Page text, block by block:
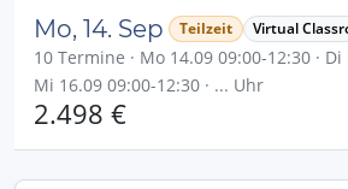
Mo, 14. Sep Teilzeit Virtual
10 Termine · Mo 14.09 09:00-12:30 · Di
Mi 16.09 09:00-12:30 · ... Uhr
2.498 €